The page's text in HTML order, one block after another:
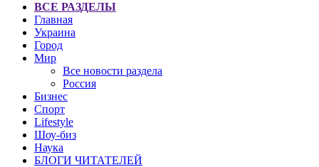
ВСЕ РАЗДЕЛЫ
Главная
Украина
Город
Мир
Все новости раздела
Россия
Бизнес
Спорт
Lifestyle
Шоу-биз
Наука
БЛОГИ ЧИТАТЕЛЕЙ